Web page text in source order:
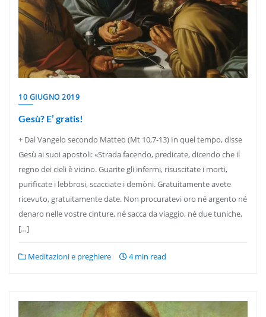
10 GIUGNO 2019
Gesù? E’ gratis!
+ Dal Vangelo secondo Matteo (Mt 10,7-13) In quel tempo, disse
Gesù ai suoi apostoli: «Strada facendo, predicate, dicendo che il
regno dei cieli è vicino. Guarite gli infermi, risuscitate i morti,
purificate i lebbrosi, scacciate i demòni. Gratuitamente avete
ricevuto, gratuitamente date. Non procuratevi oro né argento né
denaro nelle vostre cinture, né sacca da viaggio, né due tuniche,
[…]
Meditazioni e preghiere 4 min read